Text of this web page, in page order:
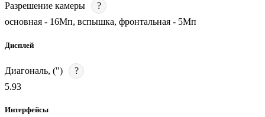
Разрешение камеры
?
основная - 16Мп, вспышка, фронтальная - 5Мп
Дисплей
Диагональ, (")
?
5.93
Интерфейсы